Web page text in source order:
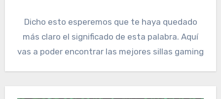
Dicho esto esperemos que te haya quedado
más claro el significado de esta palabra. Aquí
vas a poder encontrar las mejores sillas gaming